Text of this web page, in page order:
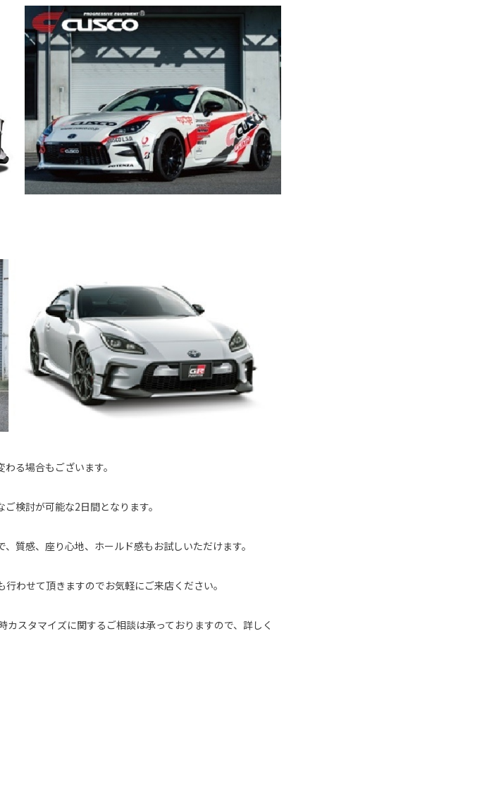
る場合もございます。
検討が可能な2日間となります。
質感、座り心地、ホールド感もお試しいただけます。
わせて頂きますのでお気軽にご来店ください。
スタマイズに関するご相談は承っておりますので、詳しく